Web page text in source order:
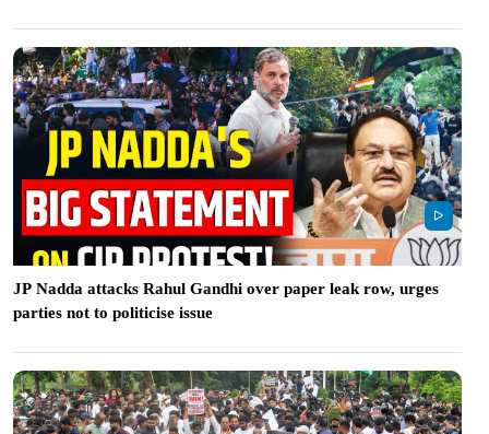
JP Nadda attacks Rahul Gandhi over paper leak row, urges
parties not to politicise issue